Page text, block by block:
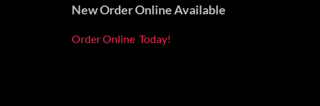
New Order Online Available
Order Online Today!